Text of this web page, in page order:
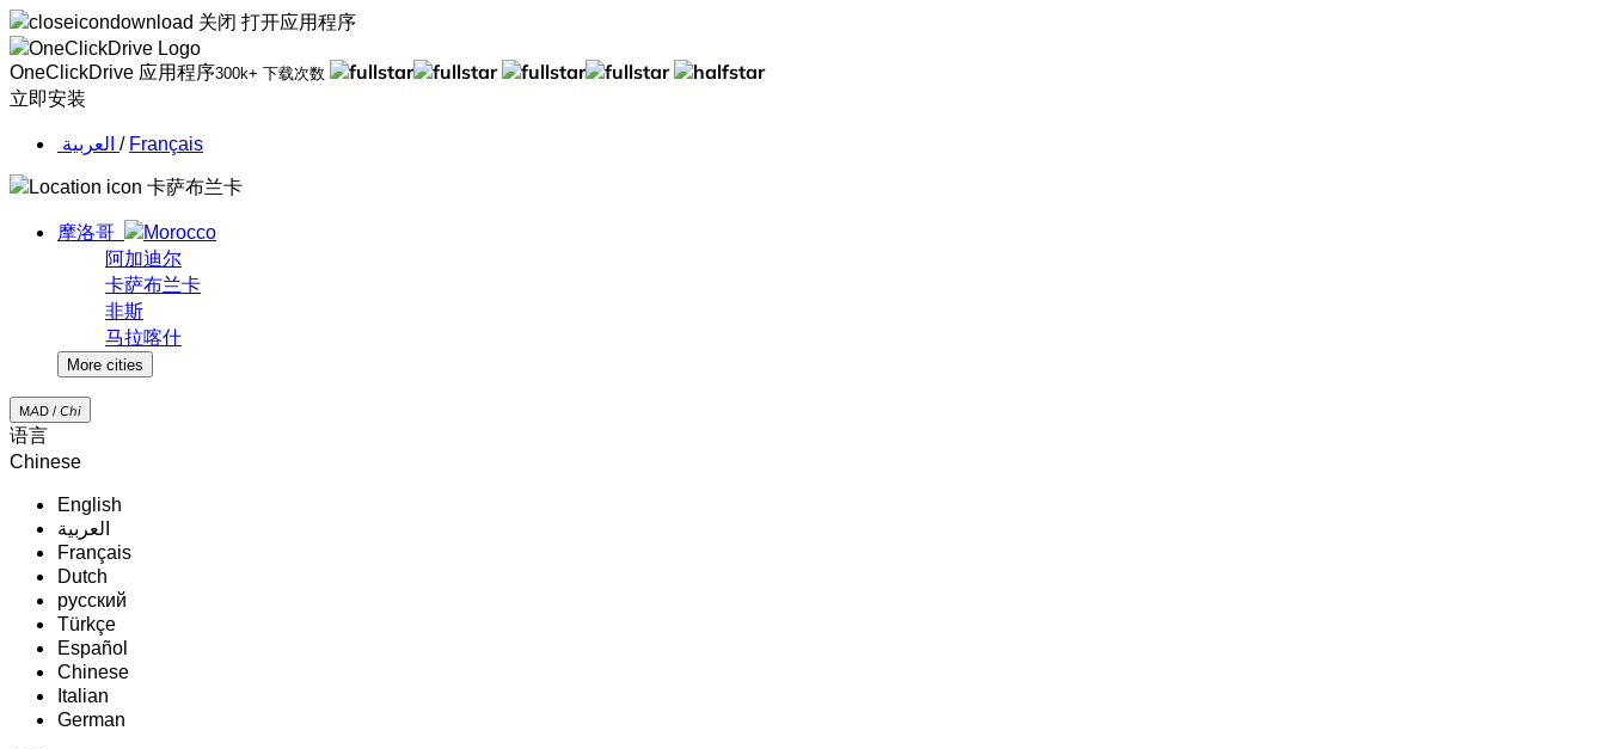
关闭 打开应用程序
OneClickDrive 应用程序300k+ 下载次数
立即安装
‏العربية ‏ / Français
卡萨布兰卡
摩洛哥
阿加迪尔
卡萨布兰卡
非斯
马拉喀什
More cities
MAD / Chi
语言
Chinese
English
‏العربية‏
Français
Dutch
русский
Türkçe
Español
Chinese
Italian
German